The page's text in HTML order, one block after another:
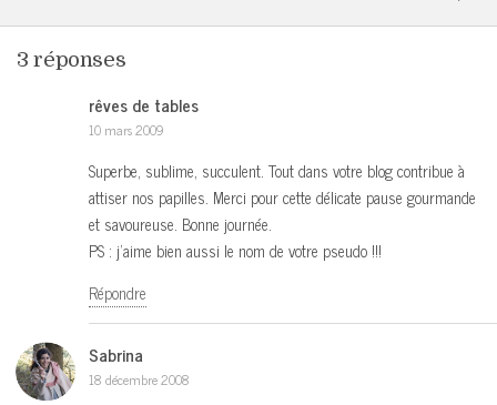
3 réponses
rêves de tables
10 mars 2009
Superbe, sublime, succulent. Tout dans votre blog contribue à
attiser nos papilles. Merci pour cette délicate pause gourmande
et savoureuse. Bonne journée.
PS : j’aime bien aussi le nom de votre pseudo !!!
Répondre
Sabrina
18 décembre 2008